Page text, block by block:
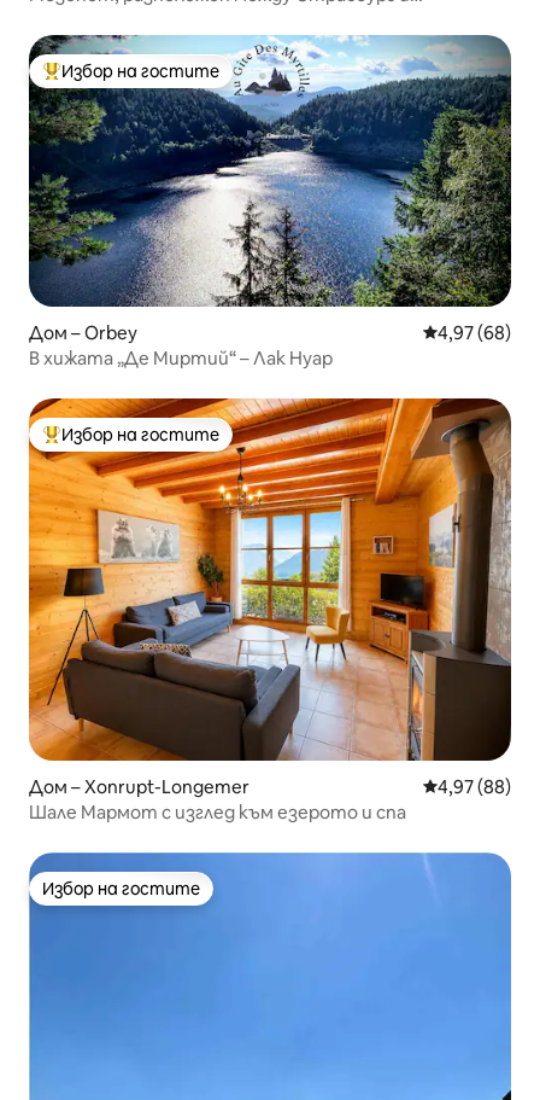
Най-популярен избор на гостите
Избор на гостите
Дом – Orbey Средна
4,97 (68)
В хижата „Де Миртий“ – Лак Нуар
Най-популярен избор на гостите
Избор на гостите
Дом – Xonrupt-Longemer Средна
4,97 (88)
Шале Мармот с изглед към езерото и спа
Избор на гостите
Избор на гостите